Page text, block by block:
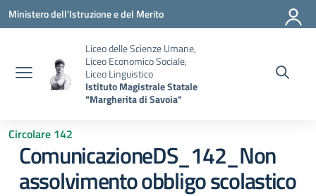
Vai ai contenuti
Vai al menu di navigazione
Vai al footer
Ministero dell'Istruzione e del Merito
Liceo delle Scienze Umane,
Liceo Economico Sociale,
Liceo Linguistico
Istituto Magistrale Statale
"Margherita di Savoia"
Circolare 142
ComunicazioneDS_142_Non
assolvimento obbligo scolastico